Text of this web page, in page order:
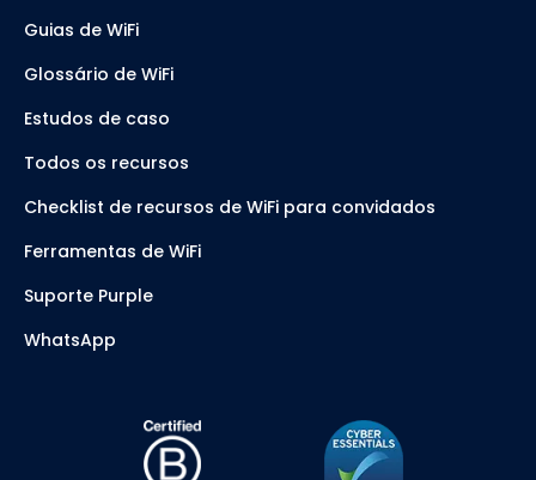
Guias de WiFi
Glossário de WiFi
Estudos de caso
Todos os recursos
Checklist de recursos de WiFi para convidados
Ferramentas de WiFi
Suporte Purple
WhatsApp